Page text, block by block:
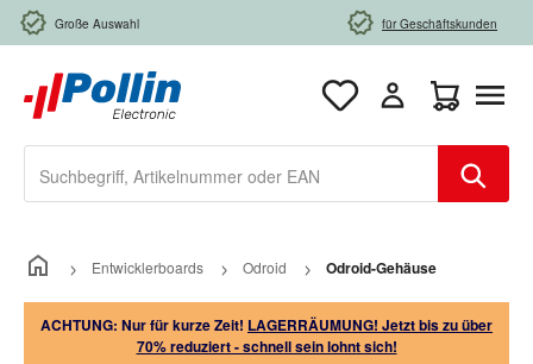
Zum Hauptinhalt springen
Große Auswahl für Geschäftskunden
Entwicklerboards Odroid Odroid-Gehäuse
ACHTUNG: Nur für kurze Zeit! LAGERRÄUMUNG! Jetzt bis zu über
70% reduziert - schnell sein lohnt sich!